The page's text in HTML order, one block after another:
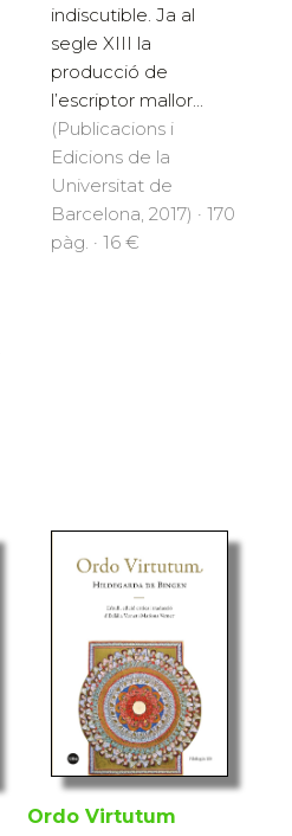
indiscutible. Ja al
segle XIII la
producció de
l’escriptor mallor...
(Publicacions i
Edicions de la
Universitat de
Barcelona, 2017) · 170
pàg. · 16 €
Ordo Virtutum